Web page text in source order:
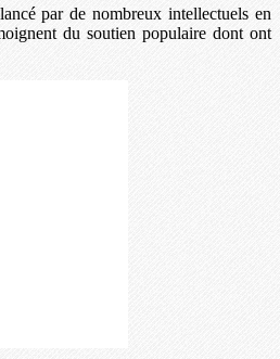
par de nombreux intellectuels en
du soutien populaire dont ont